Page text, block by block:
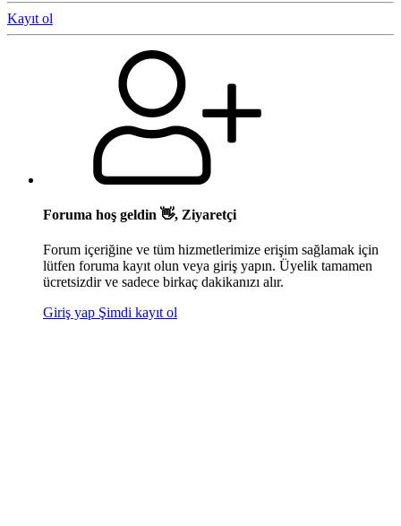
Kayıt ol
Foruma hoş geldin 👋, Ziyaretçi
Forum içeriğine ve tüm hizmetlerimize erişim sağlamak için
lütfen foruma kayıt olun veya giriş yapın. Üyelik tamamen
ücretsizdir ve sadece birkaç dakikanızı alır.
Giriş yap Şimdi kayıt ol